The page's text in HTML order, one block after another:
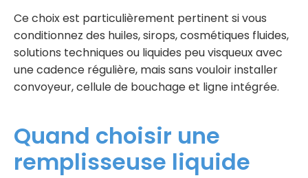
Ce choix est particulièrement pertinent si vous
conditionnez des huiles, sirops, cosmétiques fluides,
solutions techniques ou liquides peu visqueux avec
une cadence régulière, mais sans vouloir installer
convoyeur, cellule de bouchage et ligne intégrée.
Quand choisir une
remplisseuse liquide